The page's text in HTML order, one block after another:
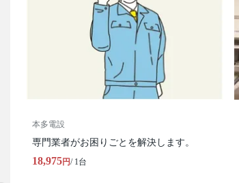
本多電設
専門業者がお困りごとを解決します。
18,975円/ 1台